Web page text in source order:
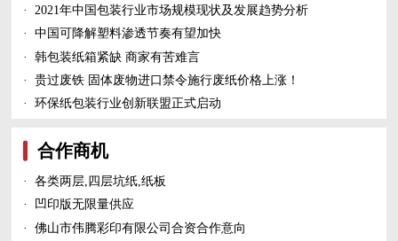
·
2021年中国包装行业市场规模现状及发展趋势分析
·
中国可降解塑料渗透节奏有望加快
·
韩包装纸箱紧缺 商家有苦难言
·
贵过废铁 固体废物进口禁令施行废纸价格上涨！
·
环保纸包装行业创新联盟正式启动
合作商机
·
各类两层,四层坑纸,纸板
·
凹印版无限量供应
·
佛山市伟腾彩印有限公司合资合作意向